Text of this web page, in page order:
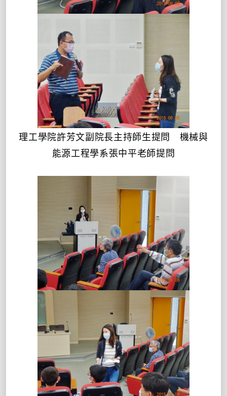
理工學院許芳文副院長主持師生提問 機械與
能源工程學系張中平老師提問